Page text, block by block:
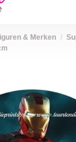
& Merken